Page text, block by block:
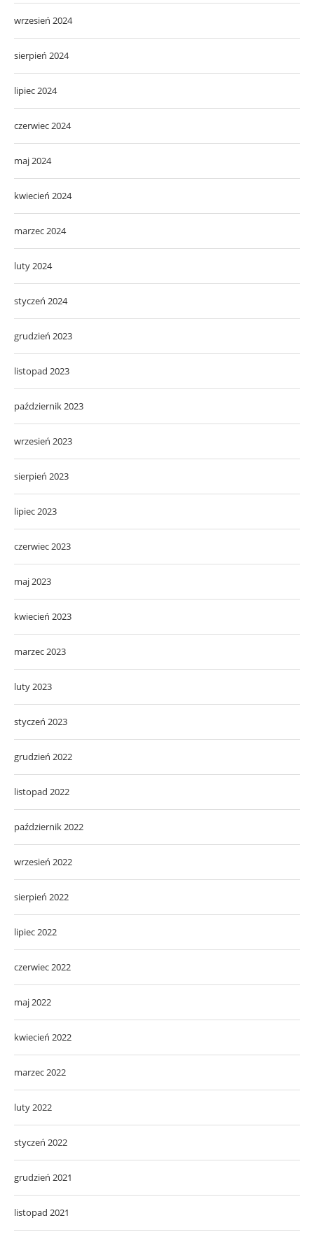
wrzesień 2024
sierpień 2024
lipiec 2024
czerwiec 2024
maj 2024
kwiecień 2024
marzec 2024
luty 2024
styczeń 2024
grudzień 2023
listopad 2023
październik 2023
wrzesień 2023
sierpień 2023
lipiec 2023
czerwiec 2023
maj 2023
kwiecień 2023
marzec 2023
luty 2023
styczeń 2023
grudzień 2022
listopad 2022
październik 2022
wrzesień 2022
sierpień 2022
lipiec 2022
czerwiec 2022
maj 2022
kwiecień 2022
marzec 2022
luty 2022
styczeń 2022
grudzień 2021
listopad 2021